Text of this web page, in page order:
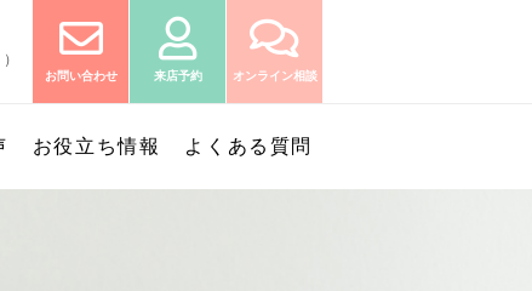
お問い合わせ 来店予約 オンライン相談
お役立ち情報 よくある質問